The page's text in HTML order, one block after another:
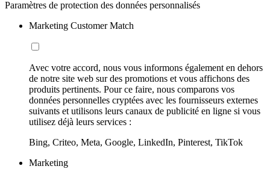
Paramètres de protection des données personnalisés
Marketing Customer Match
Avec votre accord, nous vous informons également en dehors
de notre site web sur des promotions et vous affichons des
produits pertinents. Pour ce faire, nous comparons vos
données personnelles cryptées avec les fournisseurs externes
suivants et utilisons leurs canaux de publicité en ligne si vous
utilisez déjà leurs services :
Bing, Criteo, Meta, Google, LinkedIn, Pinterest, TikTok
Marketing